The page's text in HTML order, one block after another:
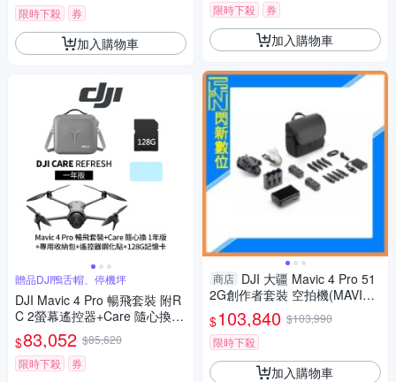
限時下殺
券
加入購物車
贈品DJI鴨舌帽、停機坪
DJI Mavic 4 Pro 暢飛套裝 附R
C 2螢幕遙控器+Care 隨心換 1
年版+12020058專用收納包+遙
控器鋼化貼+128G記憶卡 (聯強
公司貨)
$83,052 $85,620
限時下殺
券
限時下殺
券
加入購物車
商店 DJI 大疆 Mavic 4 Pro 51
2G創作者套裝 空拍機(MAVIC4
PRO，公司貨)RC PRO 2搖控
器
$103,840 $103,990
限時下殺
加入購物車